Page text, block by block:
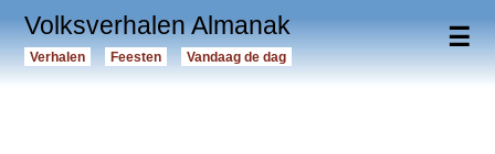
☰
Volksverhalen Almanak
Verhalen Feesten Vandaag de dag